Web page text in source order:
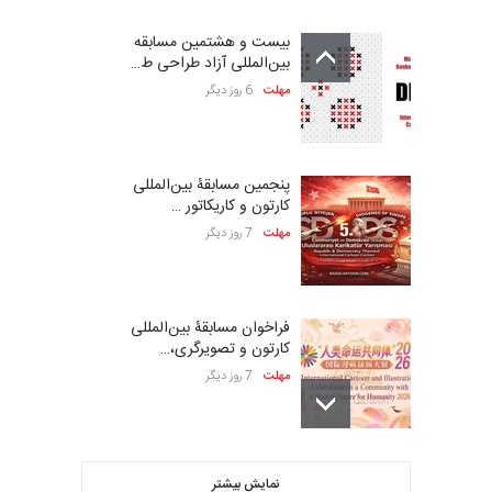
بیست و هشتمین مسابقه
بین‌المللی آزاد طراحی ط…
مهلت 6 روز دیگر
پنجمین مسابقۀ بین‌المللی
کارتون و کاریکاتور …
مهلت 7 روز دیگر
فراخوان مسابقۀ بین‌المللی
کارتون و تصویرگری،…
مهلت 7 روز دیگر
بیست و هشتمین مسابقه
نمایش بیشتر